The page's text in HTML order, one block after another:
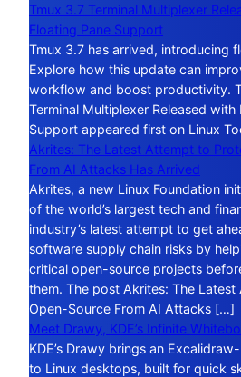
Tmux 3.7 Terminal Multiplexer
Floating Pane Support
Tmux 3.7 has arrived, introducing
Explore how this update can
workflow and boost productivity.
Terminal Multiplexer Released with
Support appeared first on Linux
Akrites: The Latest Attempt to
From AI Attacks Has Arrived
Akrites, a new Linux Foundation
of the world’s largest tech and
industry’s latest attempt to get
software supply chain risks by
critical open-source projects
them. The post Akrites: The
Open-Source From AI Attacks […]
Meet Drawy, KDE’s Infinite
KDE’s Drawy brings an
to Linux desktops, built for quick